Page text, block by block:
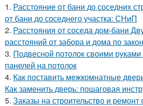
1. Расстояние от бани до соседних
от бани до соседнего участка: СНиП
2. Расстояния от соседа дом-бани
расстояний от забора и дома по
3. Подвесной потолок своими
панелей на потолок
4. Как поставить межкомнатные
Как заменить дверь: пошаговая
5. Заказы на строительство и ремонт